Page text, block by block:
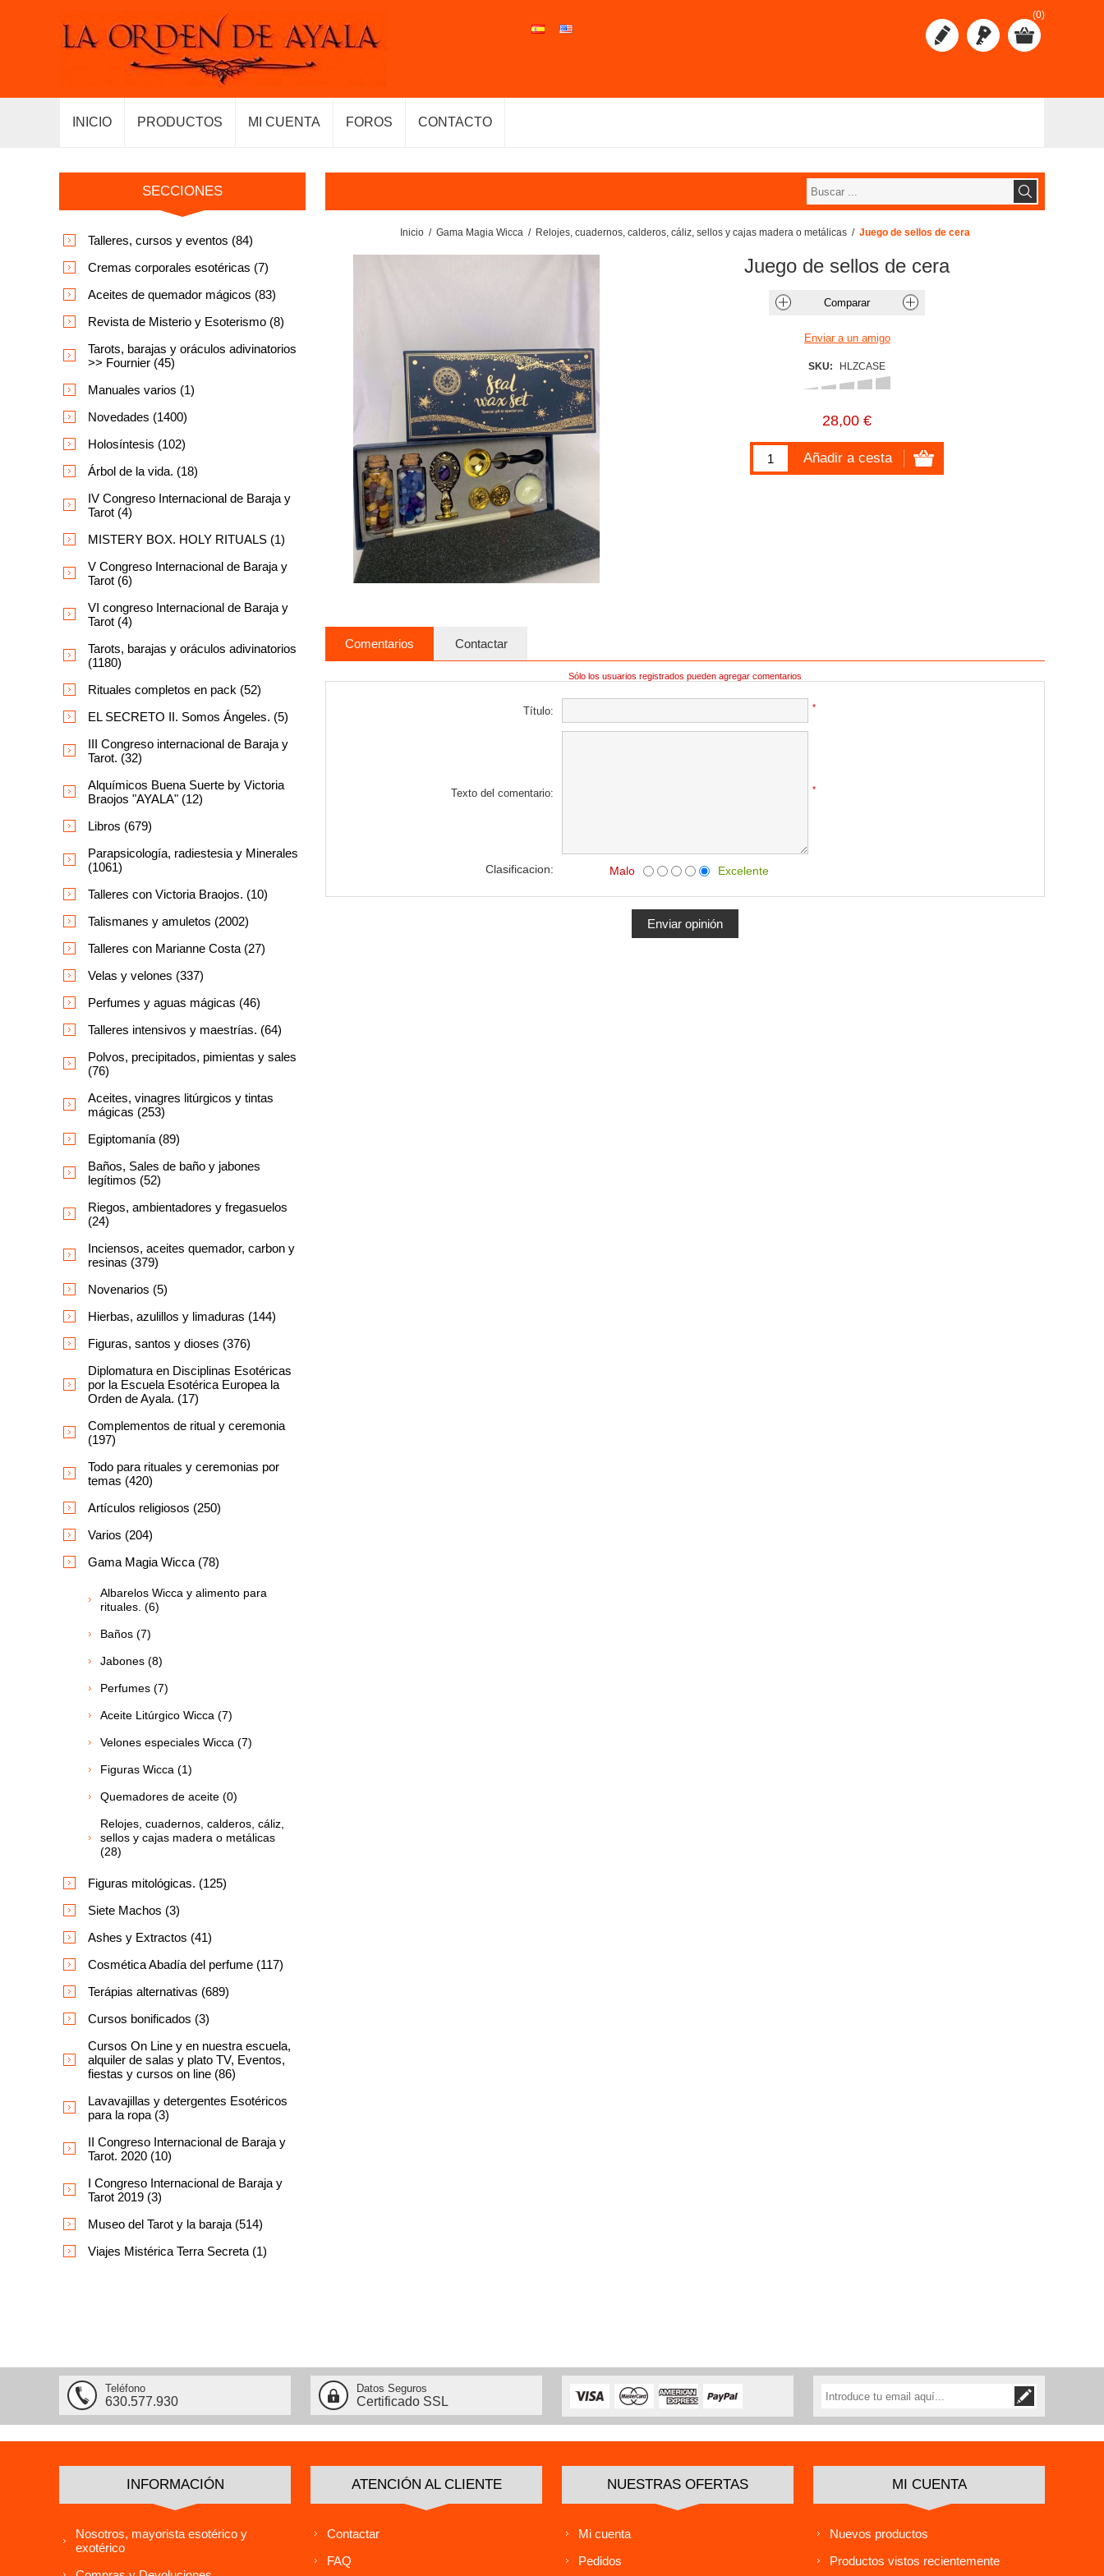
(0)
INICIO PRODUCTOS MI CUENTA FOROS CONTACTO
Inicio / Gama Magia Wicca / Relojes, cuadernos, calderos, cáliz, sellos y cajas madera o metálicas / Juego de sellos de cera
Juego de sellos de cera
SKU: HLZCASE
28,00 €
Comentarios Contactar
Sólo los usuarios registrados pueden agregar comentarios
Título: *
Texto del comentario: *
Clasificacion: Malo Excelente
SECCIONES
Talleres, cursos y eventos (84)
Cremas corporales esotéricas (7)
Aceites de quemador mágicos (83)
Revista de Misterio y Esoterismo (8)
Tarots, barajas y oráculos adivinatorios
>> Fournier (45)
Manuales varios (1)
Novedades (1400)
Holosíntesis (102)
Árbol de la vida. (18)
IV Congreso Internacional de Baraja y
Tarot (4)
MISTERY BOX. HOLY RITUALS (1)
V Congreso Internacional de Baraja y
Tarot (6)
VI congreso Internacional de Baraja y
Tarot (4)
Tarots, barajas y oráculos adivinatorios
(1180)
Rituales completos en pack (52)
EL SECRETO II. Somos Ángeles. (5)
III Congreso internacional de Baraja y
Tarot. (32)
Alquímicos Buena Suerte by Victoria
Braojos "AYALA" (12)
Libros (679)
Parapsicología, radiestesia y Minerales
(1061)
Talleres con Victoria Braojos. (10)
Talismanes y amuletos (2002)
Talleres con Marianne Costa (27)
Velas y velones (337)
Perfumes y aguas mágicas (46)
Talleres intensivos y maestrías. (64)
Polvos, precipitados, pimientas y sales
(76)
Aceites, vinagres litúrgicos y tintas
mágicas (253)
Egiptomanía (89)
Baños, Sales de baño y jabones
legítimos (52)
Riegos, ambientadores y fregasuelos
(24)
Inciensos, aceites quemador, carbon y
resinas (379)
Novenarios (5)
Hierbas, azulillos y limaduras (144)
Figuras, santos y dioses (376)
Diplomatura en Disciplinas Esotéricas
por la Escuela Esotérica Europea la
Orden de Ayala. (17)
Complementos de ritual y ceremonia
(197)
Todo para rituales y ceremonias por
temas (420)
Artículos religiosos (250)
Varios (204)
Gama Magia Wicca (78)
Albarelos Wicca y alimento para
rituales. (6)
Baños (7)
Jabones (8)
Perfumes (7)
Aceite Litúrgico Wicca (7)
Velones especiales Wicca (7)
Figuras Wicca (1)
Quemadores de aceite (0)
Relojes, cuadernos, calderos, cáliz,
sellos y cajas madera o metálicas
(28)
Figuras mitológicas. (125)
Siete Machos (3)
Ashes y Extractos (41)
Cosmética Abadía del perfume (117)
Terápias alternativas (689)
Cursos bonificados (3)
Cursos On Line y en nuestra escuela,
alquiler de salas y plato TV, Eventos,
fiestas y cursos on line (86)
Lavavajillas y detergentes Esotéricos
para la ropa (3)
II Congreso Internacional de Baraja y
Tarot. 2020 (10)
I Congreso Internacional de Baraja y
Tarot 2019 (3)
Museo del Tarot y la baraja (514)
Viajes Mistérica Terra Secreta (1)
Teléfono
630.577.930
Datos Seguros
Certificado SSL
INFORMACIÓN
Nosotros, mayorista esotérico y
exotérico
ATENCIÓN AL CLIENTE
Contactar
FAQ
NUESTRAS OFERTAS
Mi cuenta
Pedidos
MI CUENTA
Nuevos productos
Productos vistos recientemente